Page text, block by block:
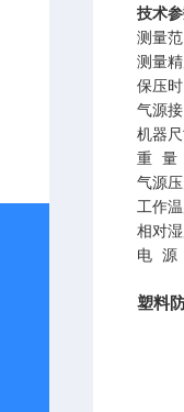
技术
测量
测量
保压
气源
机器
重 量
气源
工作
相对
电 源
塑料